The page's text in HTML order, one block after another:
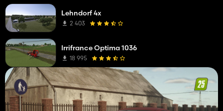
Lehndorf 4x
2 403
Irrifrance Optima 1036
18 995